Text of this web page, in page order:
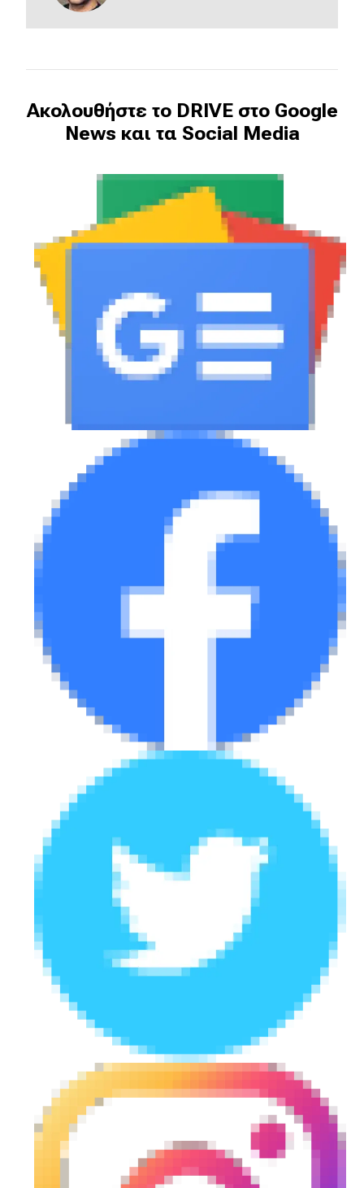
eDRIVE
Ακολουθήστε το DRIVE στο Google
News και τα Social Media